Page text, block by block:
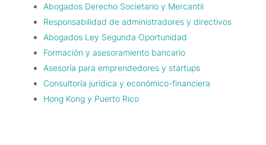
Abogados Derecho Societario y Mercantil
Responsabilidad de administradores y directivos
Abogados Ley Segunda Oportunidad
Formación y asesoramiento bancario
Asesoría para emprendedores y startups
Consultoría jurídica y económico-financiera
Hong Kong y Puerto Rico